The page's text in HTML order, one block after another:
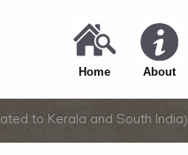
Home About
to Kerala and South India)